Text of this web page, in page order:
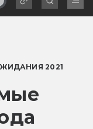
2021